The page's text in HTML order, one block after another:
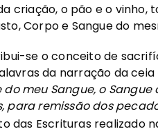
criação, o pão e o
Corpo e Sangue do
se o conceito de
da narração da ceia
do meu Sangue, o
para remissão dos
das Escrituras realizado